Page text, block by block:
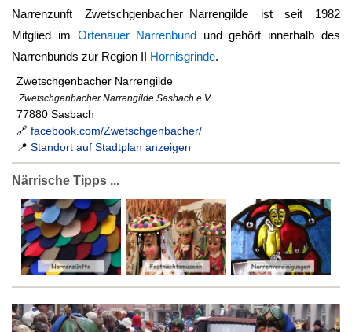
Narrenzunft Zwetschgenbacher Narrengildeist seit 1982
Mitglied im Ortenauer Narrenbundund gehört innerhalb des
Narrenbunds zur Region II Hornisgrinde.
Zwetschgenbacher Narrengilde
Zwetschgenbacher Narrengilde Sasbach e.V.
77880 Sasbach
🔗 facebook.com/Zwetschgenbacher/
📍 Standort auf Stadtplan anzeigen
Närrische Tipps ...